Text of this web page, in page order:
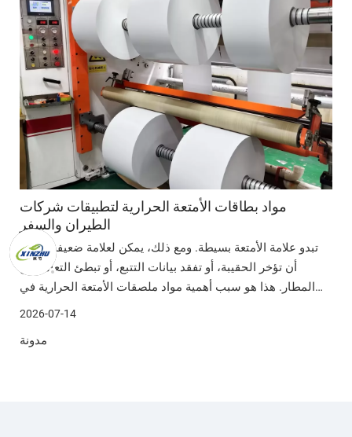
مواد بطاقات الأمتعة الحرارية لتطبيقات شركات
الطيران والسفر
تبدو علامة الأمتعة بسيطة. ومع ذلك، يمكن لعلامة ضعيفة واحدة
أن تؤخر الحقيبة، أو تفقد بيانات التتبع، أو تبطئ التعامل مع
المطار. هذا هو سبب أهمية مواد ملصقات الأمتعة الحرارية في
أعمال الطيران والسفر. ستتعلم في هذه المقالة كيفية اختيار
2026-07-14
مدونة